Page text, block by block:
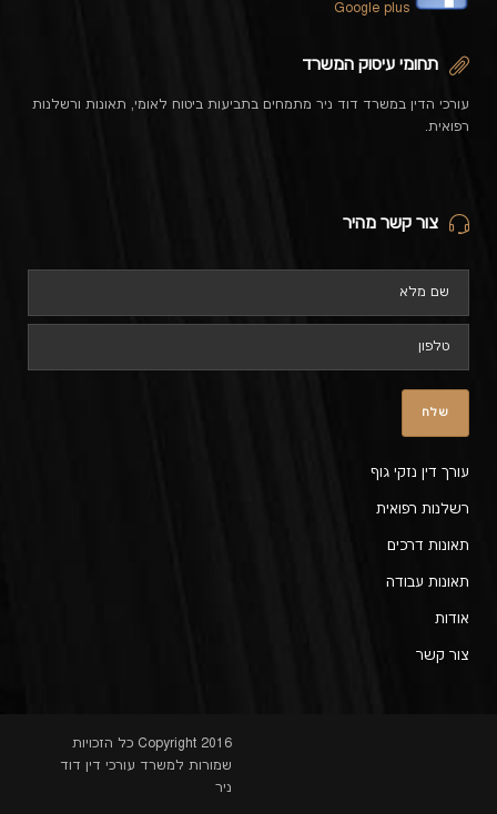
Google plus
תחומי עיסוק המשרד
עורכי הדין במשרד דוד ניר מתמחים בתביעות ביטוח לאומי, תאונות ורשלנות
רפואית.
צור קשר מהיר
עורך דין נזקי גוף
רשלנות רפואית
תאונות דרכים
תאונות עבודה
אודות
צור קשר
Copyright 2016 כל הזכויות
שמורות למשרד עורכי דין דוד
ניר